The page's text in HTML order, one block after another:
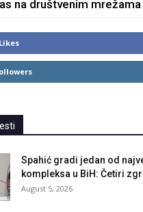
na društvenim mrežama
Likes
Spahić gradi jedan od
kompleksa u BiH: Četiri
August 5, 2026